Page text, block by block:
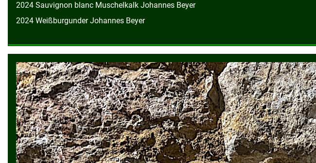
2024 Sauvignon blanc Muschelkalk Johannes Beyer
2024 Weißburgunder Johannes Beyer